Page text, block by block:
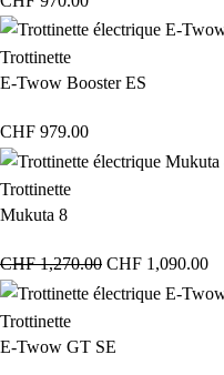
Trottinette
E-Twow Booster ES
CHF 979.00
Trottinette
Mukuta 8
CHF1,270.00 CHF 1,090.00
Trottinette
E-Twow GT SE